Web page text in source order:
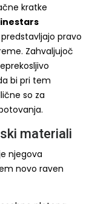
kratke
predstavljajo pravo
Zahvaljujoč
bi pri tem
so za
materiali
njegova
novo raven